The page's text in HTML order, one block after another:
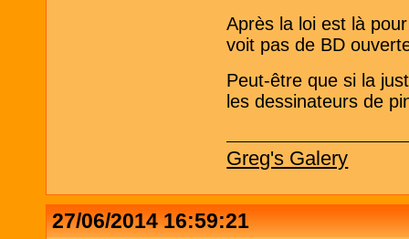
Après la loi est là
voit pas de BD
Peut-être que si la
les dessinateurs de
Greg's Galery
27/06/2014 16:59:21